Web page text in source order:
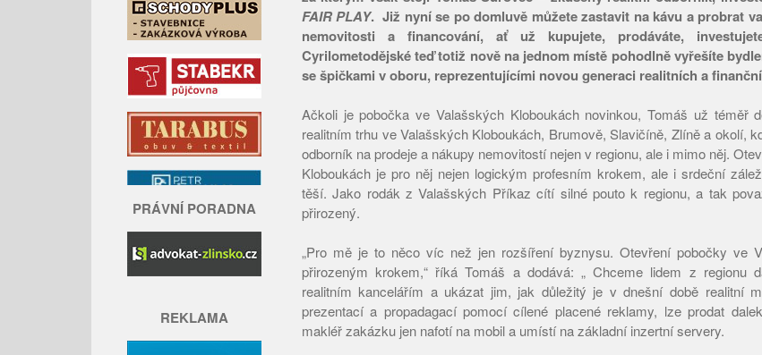
PRÁVNÍ PORADNA
REKLAMA
FAIR PLAY. Již nyní se po domluvě můžete zastavit na kávu a probrat
nemovitosti a financování, ať už kupujete, prodáváte,
Cyrilometodějské teď totiž nově na jednom místě pohodlně vyřešíte
se špičkami v oboru, reprezentujícími novou generaci realitních a
Ačkoli je pobočka ve Valašských Kloboukách novinkou, Tomáš už téměř
realitním trhu ve Valašských Kloboukách, Brumově, Slavičíně, Zlíně a okolí,
odborník na prodeje a nákupy nemovitostí nejen v regionu, ale i mimo něj.
Kloboukách je pro něj nejen logickým profesním krokem, ale i srdeční
těší. Jako rodák z Valašských Příkaz cítí silné pouto k regionu, a tak
přirozený.
„Pro mě je to něco víc než jen rozšíření byznysu. Otevření pobočky ve
přirozeným krokem,“ říká Tomáš a dodává: „ Chceme lidem z regionu
realitním kancelářím a ukázat jim, jak důležitý je v dnešní době realitní
prezentací a propadagací pomocí cílené placené reklamy, lze prodat
makléř zakázku jen nafotí na mobil a umístí na základní inzertní servery.